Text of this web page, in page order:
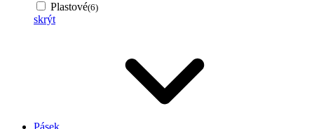
Plastové(6)
skrýt